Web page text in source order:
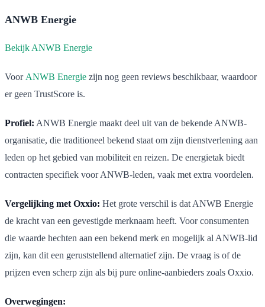
ANWB Energie
Bekijk ANWB Energie
Voor ANWB Energie zijn nog geen reviews beschikbaar, waardoor
er geen TrustScore is.
Profiel: ANWB Energie maakt deel uit van de bekende ANWB-
organisatie, die traditioneel bekend staat om zijn dienstverlening aan
leden op het gebied van mobiliteit en reizen. De energietak biedt
contracten specifiek voor ANWB-leden, vaak met extra voordelen.
Vergelijking met Oxxio: Het grote verschil is dat ANWB Energie
de kracht van een gevestigde merknaam heeft. Voor consumenten
die waarde hechten aan een bekend merk en mogelijk al ANWB-lid
zijn, kan dit een geruststellend alternatief zijn. De vraag is of de
prijzen even scherp zijn als bij pure online-aanbieders zoals Oxxio.
Overwegingen: